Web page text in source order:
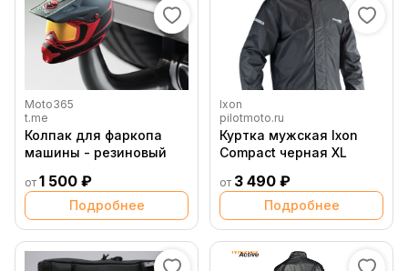
Moto365
t.me
Колпак для фаркопа
машины - резиновый
от 1 500 ₽
Подробнее
Ixon
pilotmoto.ru
Куртка мужская Ixon
Compact черная XL
от 3 490 ₽
Подробнее